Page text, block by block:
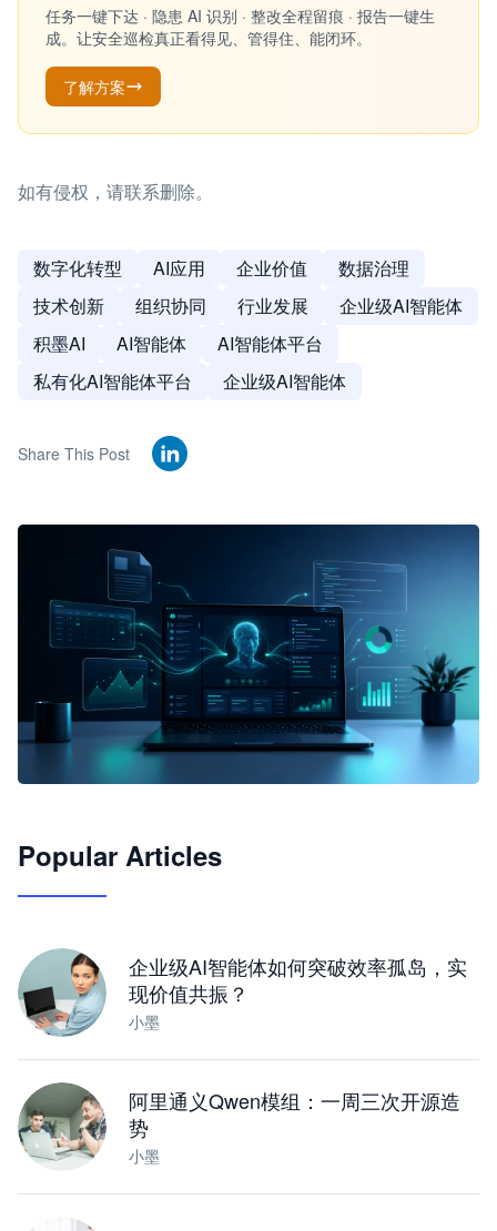
任务一键下达 · 隐患 AI 识别 · 整改全程留痕 · 报告一键生
成。让安全巡检真正看得见、管得住、能闭环。
了解方案
如有侵权，请联系删除。
数字化转型 AI应用 企业价值
数据治理
技术创新
组织协同 行业发展
企业级AI智能体
积墨AI
AI智能体
AI智能体平台
私有化AI智能体平台
企业级AI智能体
Share This Post
JimoClaw 桌面 AI Agent 工作台
Popular Articles
企业级AI智能体如何突破效率孤岛，实
现价值共振？
小墨
阿里通义Qwen模组：一周三次开源造
势
小墨